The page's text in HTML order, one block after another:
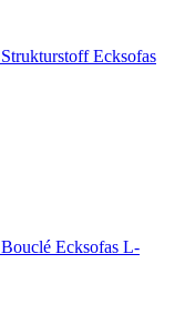
Strukturstoff Ecksofas
Bouclé Ecksofas L-